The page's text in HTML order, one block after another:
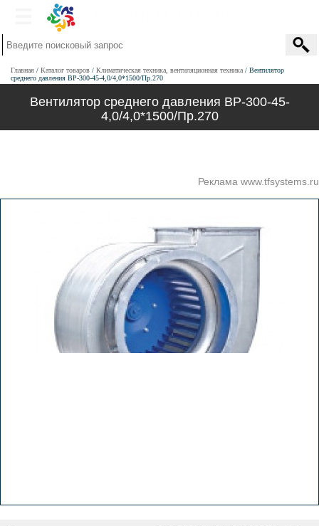
Главная Каталог товаров Климатическая техника, вентиляционная техника
Вентилятор
среднего давления ВР-300-45-4,0/4,0*1500/Пр.270
Вентилятор среднего давления ВР-300-45-
4,0/4,0*1500/Пр.270
Реклама www.tfsystems.ru